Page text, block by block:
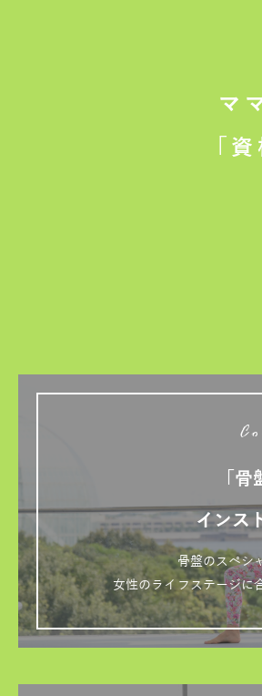
マ
「
「
インス
骨盤のスペシ
女性のライフステージに